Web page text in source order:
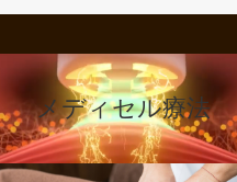
メディセル療法